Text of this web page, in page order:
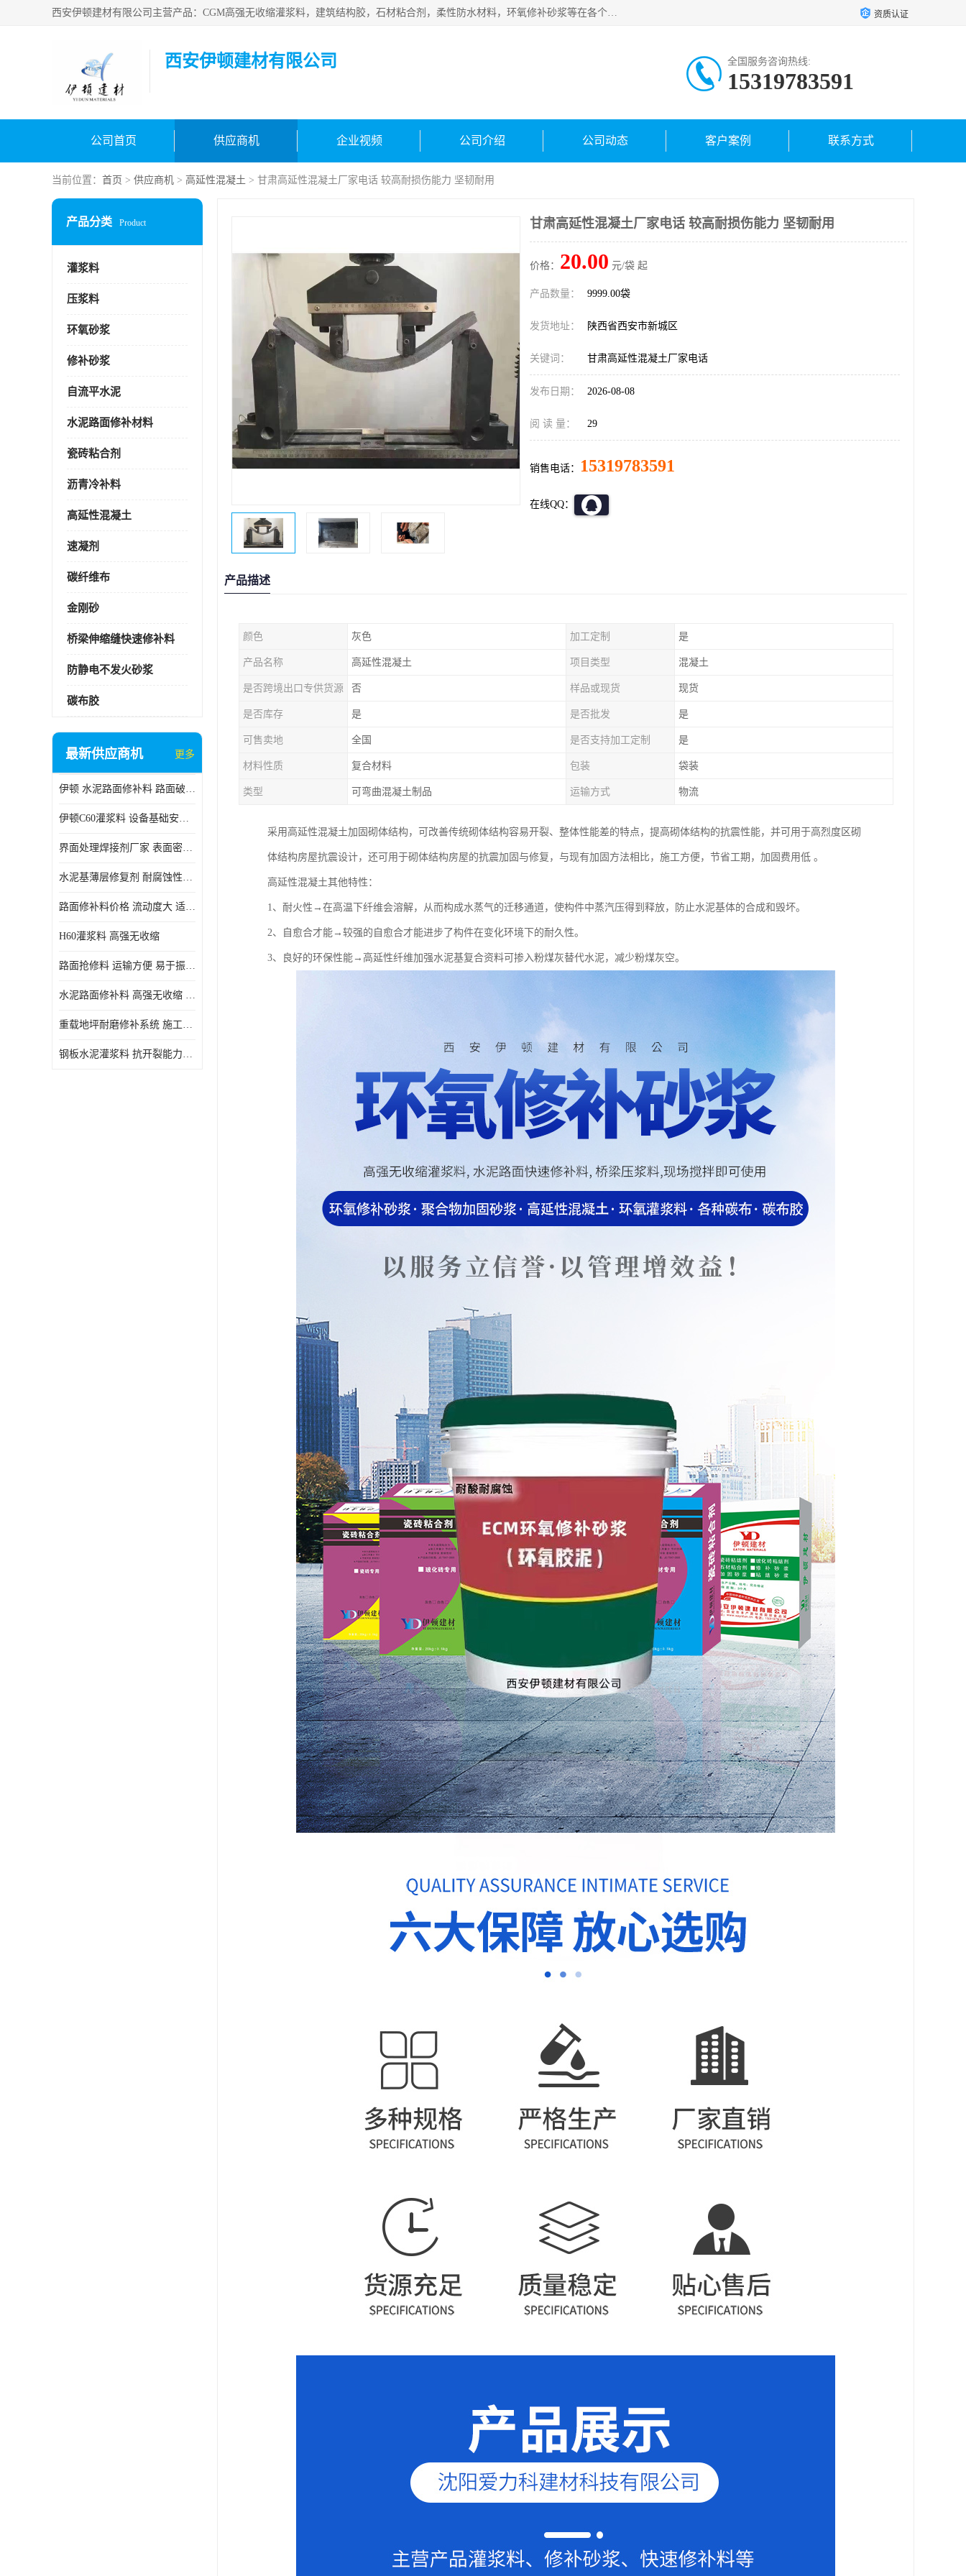
西安伊顿建材有限公司主营产品：CGM高强无收缩灌浆料，建筑结构胶，石材粘合剂，柔性防水材料，环氧修补砂浆等在各个行业得到了客户认可。 资质认证
西安伊顿建材有限公司 全国服务咨询热线:
15319783591
公司首页 供应商机 企业视频 公司介绍 公司动态 客户案例 联系方式
当前位置： 首页 > 供应商机 > 高延性混凝土 > 甘肃高延性混凝土厂家电话 较高耐损伤能力 坚韧耐用
产品分类 Product
灌浆料
压浆料
环氧砂浆
修补砂浆
自流平水泥
水泥路面修补材料
瓷砖粘合剂
沥青冷补料
高延性混凝土
速凝剂
碳纤维布
金刚砂
桥梁伸缩缝快速修补料
防静电不发火砂浆
碳布胶
最新供应商机 更多
伊顿 水泥路面修补料 路面破损起皮快速修补 2小时通车
伊顿C60灌浆料 设备基础安装 梁柱改造加固二次灌浆料
界面处理焊接剂厂家 表面密实 良好的流动性
水泥基薄层修复剂 耐腐蚀性好 适用范围广
路面修补料价格 流动度大 适用范围广
H60灌浆料 高强无收缩
路面抢修料 运输方便 易于振捣密实
水泥路面修补料 高强无收缩 施工和易性好 强度高 韧性好
重载地坪耐磨修补系统 施工期短 易于振捣密实
钢板水泥灌浆料 抗开裂能力强 施工和易性好
甘肃高延性混凝土厂家电话 较高耐损伤能力 坚韧耐用
价格： 20.00 元/袋 起
产品数量： 9999.00袋
发货地址： 陕西省西安市新城区
关键词： 甘肃高延性混凝土厂家电话
发布日期： 2026-08-08
阅 读 量： 29
销售电话： 15319783591
在线QQ：
产品描述
颜色 灰色 加工定制 是
产品名称 高延性混凝土 项目类型 混凝土
是否跨境出口专供货源 否 样品或现货 现货
是否库存 是 是否批发 是
可售卖地 全国 是否支持加工定制 是
材料性质 复合材料 包装 袋装
类型 可弯曲混凝土制品 运输方式 物流
采用高延性混凝土加固砌体结构，可改善传统砌体结构容易开裂、整体性能差的特点，提高砌体结构的抗震性能，并可用于高烈度区砌
体结构房屋抗震设计，还可用于砌体结构房屋的抗震加固与修复，与现有加固方法相比，施工方便，节省工期，加固费用低 。
高延性混凝土其他特性：
1、耐火性→在高温下纤维会溶解，从而构成水蒸气的迁移通道，使构件中蒸汽压得到释放，防止水泥基体的合成和毁坏。
2、自愈合才能→较强的自愈合才能进步了构件在变化环境下的耐久性。
3、良好的环保性能→高延性纤维加强水泥基复合资料可掺入粉煤灰替代水泥，减少粉煤灰空。